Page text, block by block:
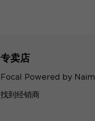
专卖店
Focal Powered by Naim
找到经销商